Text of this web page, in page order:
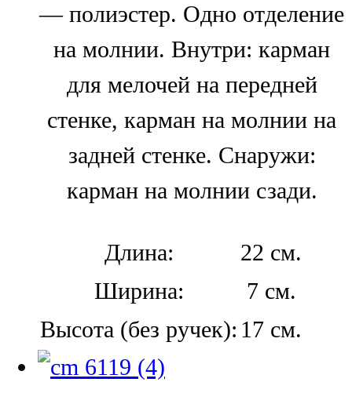
— полиэстер. Одно отделение
на молнии. Внутри: карман
для мелочей на передней
стенке, карман на молнии на
задней стенке. Снаружи:
карман на молнии сзади.
Длина:
22 см.
Ширина:
7 см.
Высота (без ручек): 17 см.